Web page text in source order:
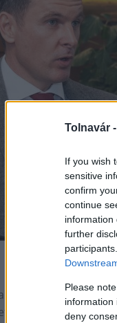
Tolnavár -
If you wish
sensitive
confirm
continue
information
further
Please
information
deny
a megyei
módon, más